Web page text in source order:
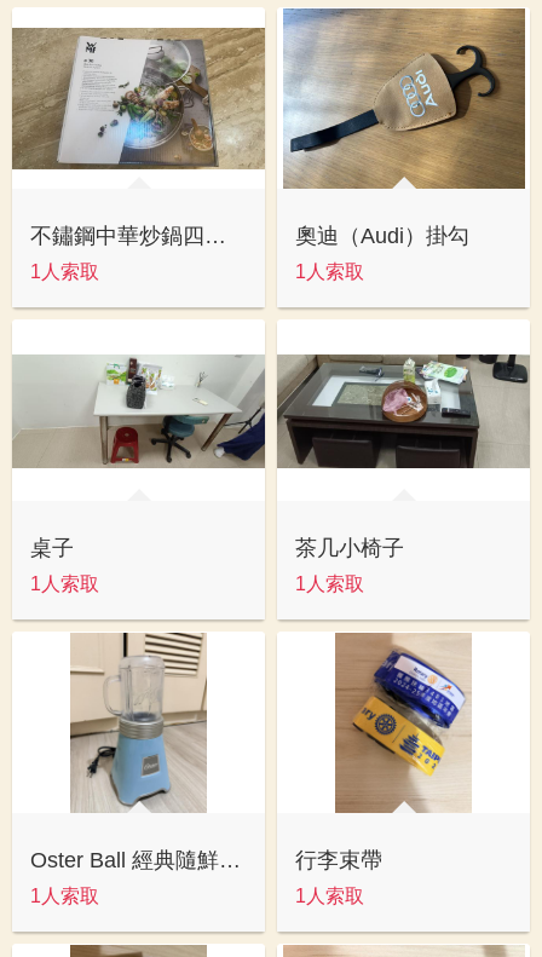
不鏽鋼中華炒鍋四件套組
1人索取
奧迪（Audi）掛勾
1人索取
桌子
1人索取
茶几小椅子
1人索取
Oster Ball 經典隨鮮瓶果汁機
1人索取
行李束帶
1人索取